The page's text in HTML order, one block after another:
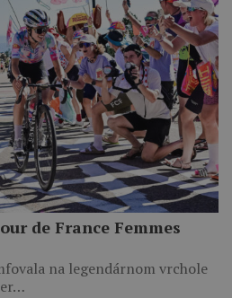
de France Femmes
na legendárnom vrchole